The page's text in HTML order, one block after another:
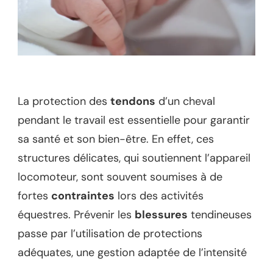
La protection des tendons d’un cheval
pendant le travail est essentielle pour garantir
sa santé et son bien-être. En effet, ces
structures délicates, qui soutiennent l’appareil
locomoteur, sont souvent soumises à de
fortes contraintes lors des activités
équestres. Prévenir les blessures tendineuses
passe par l’utilisation de protections
adéquates, une gestion adaptée de l’intensité